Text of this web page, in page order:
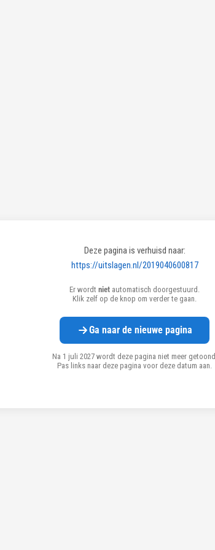
Deze pagina is verhuisd naar:
https://uitslagen.nl/2019040600817
Er wordt niet automatisch doorgestuurd.
Klik zelf op de knop om verder te gaan.
Ga naar de nieuwe pagina
Na 1 juli 2027 wordt deze pagina niet meer getoond.
Pas links naar deze pagina voor deze datum aan.